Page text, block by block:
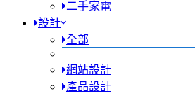
二手家電
設計
全部
網站設計
產品設計